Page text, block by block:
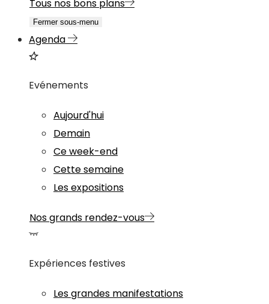
Tous nos bons plans
Fermer sous-menu
Agenda
Evénements
Aujourd'hui
Demain
Ce week-end
Cette semaine
Les expositions
Nos grands rendez-vous
Expériences festives
Les grandes manifestations